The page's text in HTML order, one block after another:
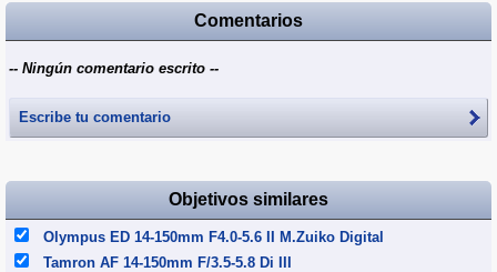
Comentarios
-- Ningún comentario escrito --
Escribe tu comentario
Objetivos similares
Olympus ED 14-150mm F4.0-5.6 II M.Zuiko Digital
Tamron AF 14-150mm F/3.5-5.8 Di III